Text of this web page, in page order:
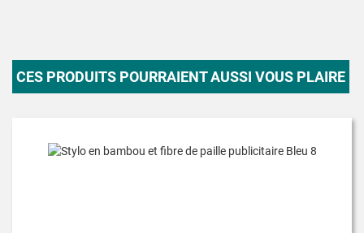
CES PRODUITS POURRAIENT AUSSI VOUS PLAIRE